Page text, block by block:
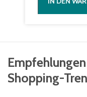
Shopping-